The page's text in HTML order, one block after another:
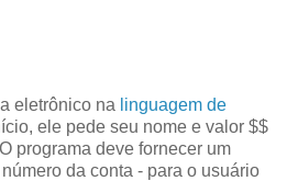
eletrônico na linguagem de
ele pede seu nome e valor $$
programa deve fornecer um
da conta - para o usuário